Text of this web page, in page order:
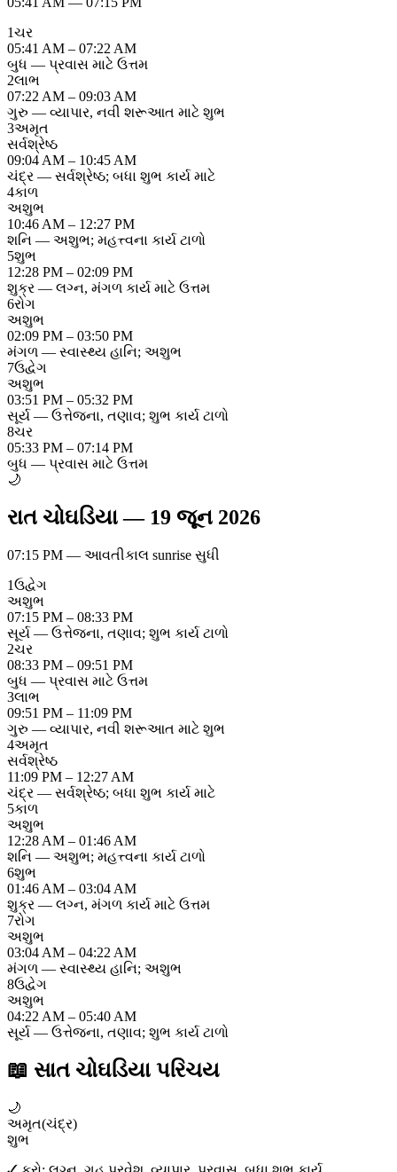
1ચર
05:41 AM – 07:22 AM
બુધ — પ્રવાસ માટે ઉત્તમ
2લાભ
07:22 AM – 09:03 AM
ગુરુ — વ્યાપાર, નવી શરૂઆત માટે શુભ
3અમૃત
સર્વશ્રેષ્ઠ
09:04 AM – 10:45 AM
ચંદ્ર — સર્વશ્રેષ્ઠ; બધા શુભ કાર્ય માટે
4કાળ
અશુભ
10:46 AM – 12:27 PM
શનિ — અશુભ; મહત્ત્વના કાર્ય ટાળો
5શુભ
12:28 PM – 02:09 PM
શુક્ર — લગ્ન, મંગળ કાર્ય માટે ઉત્તમ
6રોગ
અશુભ
02:09 PM – 03:50 PM
મંગળ — સ્વાસ્થ્ય હાનિ; અશુભ
7ઉદ્વેગ
અશુભ
03:51 PM – 05:32 PM
સૂર્ય — ઉત્તેજના, તણાવ; શુભ કાર્ય ટાળો
8ચર
05:33 PM – 07:14 PM
બુધ — પ્રવાસ માટે ઉત્તમ
🌙
રાત ચોઘડિયા— 19 જૂન 2026
07:15 PM — આવતીકાલ sunrise સુધી
1ઉદ્વેગ
અશુભ
07:15 PM – 08:33 PM
સૂર્ય — ઉત્તેજના, તણાવ; શુભ કાર્ય ટાળો
2ચર
08:33 PM – 09:51 PM
બુધ — પ્રવાસ માટે ઉત્તમ
3લાભ
09:51 PM – 11:09 PM
ગુરુ — વ્યાપાર, નવી શરૂઆત માટે શુભ
4અમૃત
સર્વશ્રેષ્ઠ
11:09 PM – 12:27 AM
ચંદ્ર — સર્વશ્રેષ્ઠ; બધા શુભ કાર્ય માટે
5કાળ
અશુભ
12:28 AM – 01:46 AM
શનિ — અશુભ; મહત્ત્વના કાર્ય ટાળો
6શુભ
01:46 AM – 03:04 AM
શુક્ર — લગ્ન, મંગળ કાર્ય માટે ઉત્તમ
7રોગ
અશુભ
03:04 AM – 04:22 AM
મંગળ — સ્વાસ્થ્ય હાનિ; અશુભ
8ઉદ્વેગ
અશુભ
04:22 AM – 05:40 AM
સૂર્ય — ઉત્તેજના, તણાવ; શુભ કાર્ય ટાળો
📖 સાત ચોઘડિયા પરિચય
🌙
અમૃત(ચંદ્ર)
શુભ